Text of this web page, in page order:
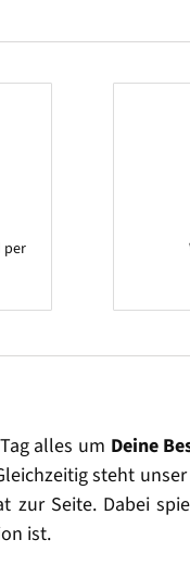
per
alles um Deine
steht
zur Seite. Dabei
ist.